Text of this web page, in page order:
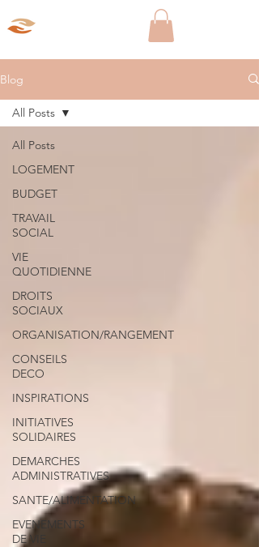
Blog
All Posts
LOGEMENT
BUDGET
TRAVAIL
SOCIAL
VIE
QUOTIDIENNE
DROITS
SOCIAUX
ORGANISATION/RANGEMENT
CONSEILS
DECO
INSPIRATIONS
INITIATIVES
SOLIDAIRES
DEMARCHES
ADMINISTRATIVES
SANTE/ALIMENTATION
EVENEMENTS
DE VIE
All Posts